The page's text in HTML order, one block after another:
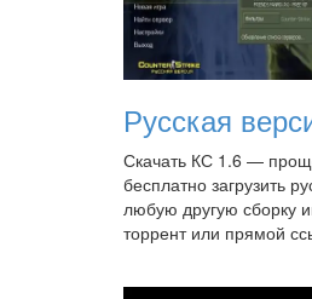
Русская
Скачать КС 1.6 —
бесплатно загрузить
любую другую сборку
торрент или прямой